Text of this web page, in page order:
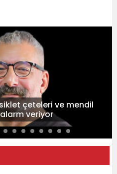
çeteleri ve mendil
veriyor